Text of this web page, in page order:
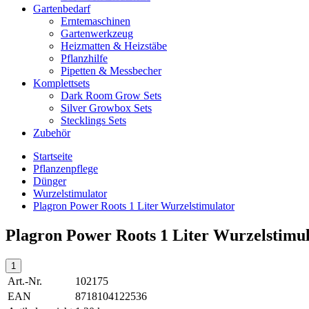
Gartenbedarf
Erntemaschinen
Gartenwerkzeug
Heizmatten & Heizstäbe
Pflanzhilfe
Pipetten & Messbecher
Komplettsets
Dark Room Grow Sets
Silver Growbox Sets
Stecklings Sets
Zubehör
Startseite
Pflanzenpflege
Dünger
Wurzelstimulator
Plagron Power Roots 1 Liter Wurzelstimulator
Plagron Power Roots 1 Liter
Art.-Nr.
102175
EAN
8718104122536